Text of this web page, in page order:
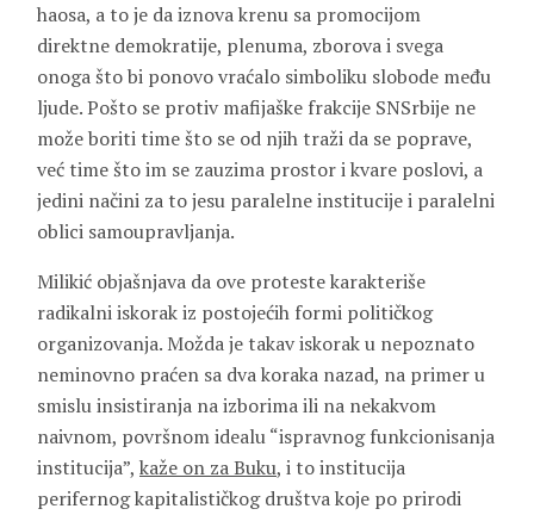
haosa, a to je da iznova krenu sa promocijom
direktne demokratije, plenuma, zborova i svega
onoga što bi ponovo vraćalo simboliku slobode među
ljude. Pošto se protiv mafijaške frakcije SNSrbije ne
može boriti time što se od njih traži da se poprave,
već time što im se zauzima prostor i kvare poslovi, a
jedini načini za to jesu paralelne institucije i paralelni
oblici samoupravljanja.
Milikić objašnjava da ove proteste karakteriše
radikalni iskorak iz postojećih formi političkog
organizovanja. Možda je takav iskorak u nepoznato
neminovno praćen sa dva koraka nazad, na primer u
smislu insistiranja na izborima ili na nekakvom
naivnom, površnom idealu “ispravnog funkcionisanja
institucija”, kaže on za Buku, i to institucija
perifernog kapitalističkog društva koje po prirodi